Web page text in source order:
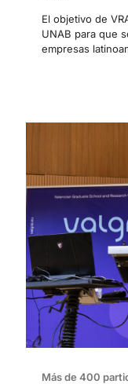
El objetivo de
UNAB para que
empresas
Más de 400